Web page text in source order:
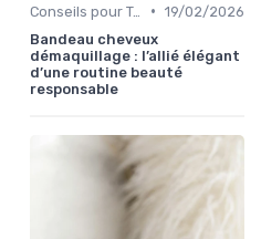
Conseils pour Tous les Âges • 19/02/2026
Bandeau cheveux
démaquillage : l’allié élégant
d’une routine beauté
responsable